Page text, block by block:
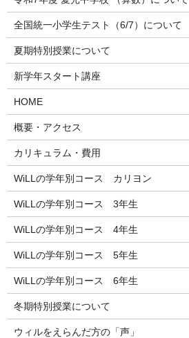
全国統一小学生テスト（6/7）について
夏期特別授業について
新学年スタート講座
HOME
概要・アクセス
カリキュラム・費用
WiLLの学年別コース カリヨン
WiLLの学年別コース 3年生
WiLLの学年別コース 4年生
WiLLの学年別コース 5年生
WiLLの学年別コース 6年生
冬期特別授業について
ウィルをえらんだ方の「声」